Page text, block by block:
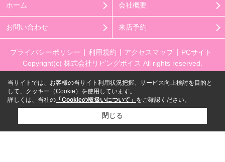
ホーム 会社概要
お問い合わせ 来店予約
プライバシーポリシー 利用規約 アクセスマップ
PCサイト
Copyright(c) 株式会社リビングボイス All rights reserved.
当サイトでは、お客様の当サイト利用状況把握、サービス向上検討を目的と
して、クッキー（Cookie）を使用しています。
詳しくは、当社の 「Cookieの取扱いについて」 をご確認ください。
閉じる